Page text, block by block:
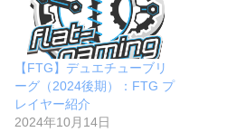
【FTG】デュエチューブリ
ーグ（2024後期）：FTG プ
レイヤー紹介
2024年10月14日